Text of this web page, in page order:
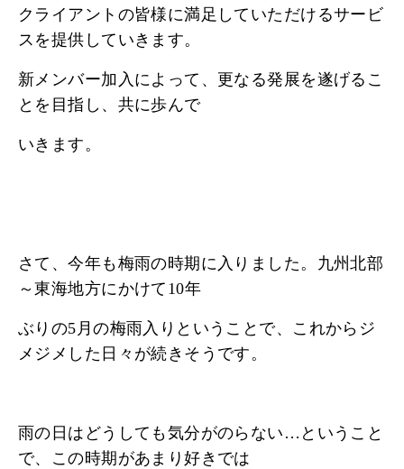
クライアントの皆様に満足していただけるサービ
スを提供していきます。
新メンバー加入によって、更なる発展を遂げるこ
とを目指し、共に歩んで
いきます。
さて、今年も梅雨の時期に入りました。九州北部
～東海地方にかけて10年
ぶりの5月の梅雨入りということで、これからジ
メジメした日々が続きそうです。
雨の日はどうしても気分がのらない…ということ
で、この時期があまり好きでは